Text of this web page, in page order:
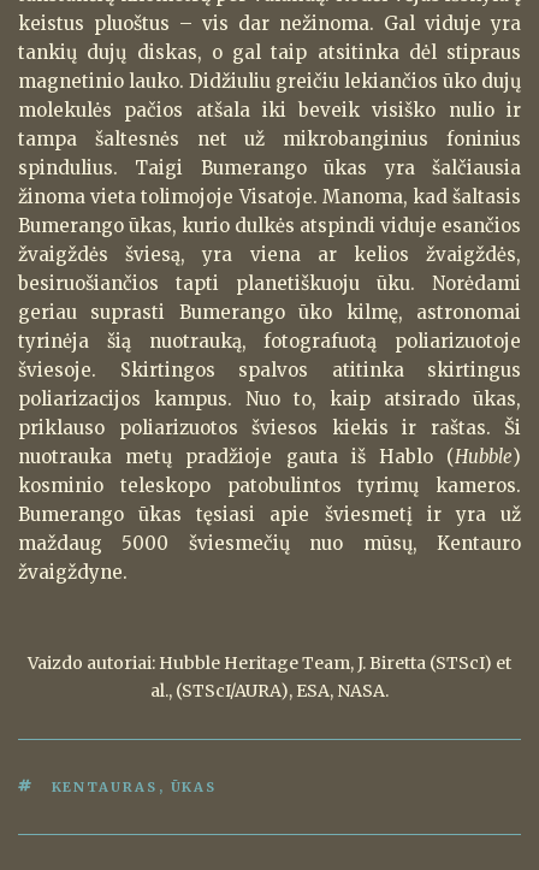
keistus pluoštus – vis dar nežinoma. Gal viduje yra
tankių dujų diskas, o gal taip atsitinka dėl stipraus
magnetinio lauko. Didžiuliu greičiu lekiančios ūko dujų
molekulės pačios atšala iki beveik visiško nulio ir
tampa šaltesnės net už mikrobanginius foninius
spindulius. Taigi Bumerango ūkas yra šalčiausia
žinoma vieta tolimojoje Visatoje. Manoma, kad šaltasis
Bumerango ūkas, kurio dulkės atspindi viduje esančios
žvaigždės šviesą, yra viena ar kelios žvaigždės,
besiruošiančios tapti planetiškuoju ūku. Norėdami
geriau suprasti Bumerango ūko kilmę, astronomai
tyrinėja šią nuotrauką, fotografuotą poliarizuotoje
šviesoje. Skirtingos spalvos atitinka skirtingus
poliarizacijos kampus. Nuo to, kaip atsirado ūkas,
priklauso poliarizuotos šviesos kiekis ir raštas. Ši
nuotrauka metų pradžioje gauta iš Hablo (Hubble)
kosminio teleskopo patobulintos tyrimų kameros.
Bumerango ūkas tęsiasi apie šviesmetį ir yra už
maždaug 5000 šviesmečių nuo mūsų, Kentauro
žvaigždyne.
Vaizdo autoriai: Hubble Heritage Team, J. Biretta (STScI) et
al., (STScI/AURA), ESA, NASA.
ŽYMOS
KENTAURAS , ŪKAS